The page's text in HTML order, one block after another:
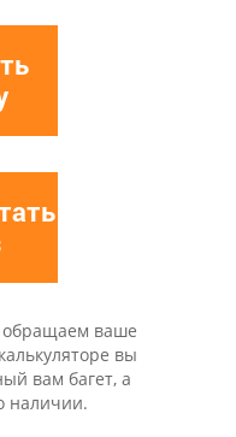
обращаем ваше
вы
вам багет, а
наличии.